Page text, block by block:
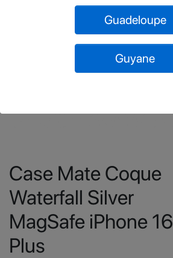
Case Mate Coque
Waterfall Silver
MagSafe iPhone 16
Plus
Guadeloupe
Guyane